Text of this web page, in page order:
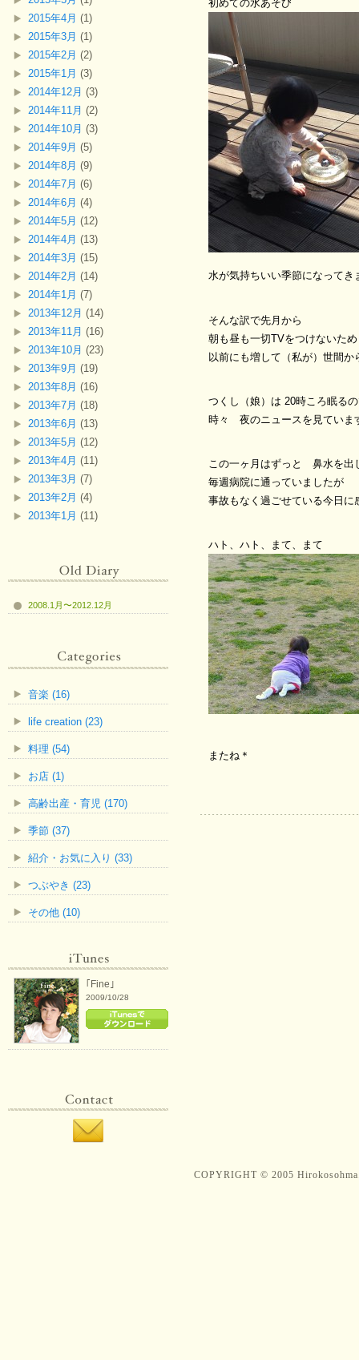
初めての水あそび
水が気持ちいい季節になってき
そんな訳で先月から
朝も昼も一切TVをつけないため
以前にも増して（私が）世間
つくし（娘）は 20時ころ眠る
時々 夜のニュースを見ていま
この一ヶ月はずっと 鼻水を出
毎週病院に通っていましたが
事故もなく過ごせている今日に
ハト、ハト、まて、まて
またね＊
2015年4月 (1)
2015年3月 (1)
2015年2月 (2)
2015年1月 (3)
2014年12月 (3)
2014年11月 (2)
2014年10月 (3)
2014年9月 (5)
2014年8月 (9)
2014年7月 (6)
2014年6月 (4)
2014年5月 (12)
2014年4月 (13)
2014年3月 (15)
2014年2月 (14)
2014年1月 (7)
2013年12月 (14)
2013年11月 (16)
2013年10月 (23)
2013年9月 (19)
2013年8月 (16)
2013年7月 (18)
2013年6月 (13)
2013年5月 (12)
2013年4月 (11)
2013年3月 (7)
2013年2月 (4)
2013年1月 (11)
2008.1月〜2012.12月
音楽 (16)
life creation (23)
料理 (54)
お店 (1)
高齢出産・育児 (170)
季節 (37)
紹介・お気に入り (33)
つぶやき (23)
その他 (10)
｢Fine｣
2009/10/28
COPYRIGHT © 2005